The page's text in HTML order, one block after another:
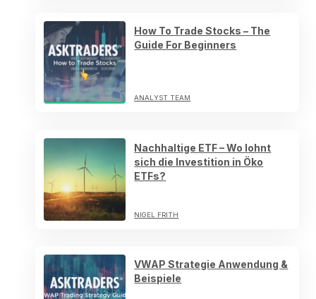
How To Trade Stocks – The
Guide For Beginners
ANALYST TEAM
Nachhaltige ETF – Wo lohnt
sich die Investition in Öko
ETFs?
NIGEL FRITH
VWAP Strategie Anwendung &
Beispiele